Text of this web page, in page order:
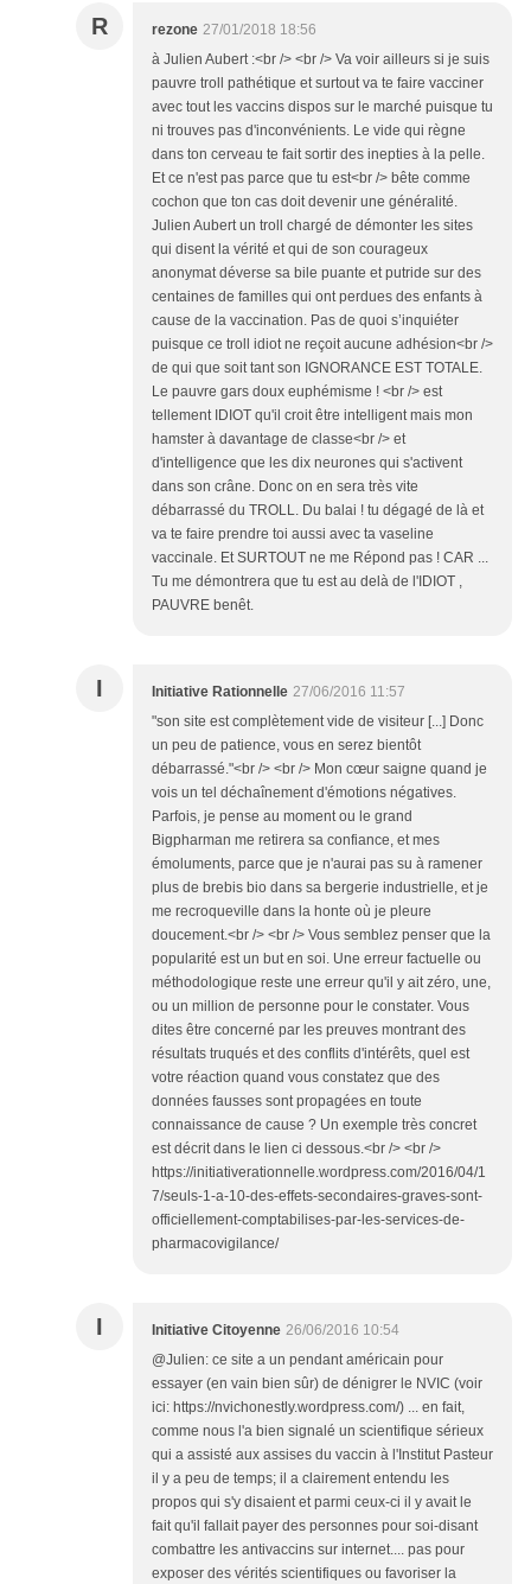
R rezone 27/01/2018 18:56
à Julien Aubert :<br /> <br /> Va voir ailleurs si je suis
pauvre troll pathétique et surtout va te faire vacciner
avec tout les vaccins dispos sur le marché puisque tu
ni trouves pas d'inconvénients. Le vide qui règne
dans ton cerveau te fait sortir des inepties à la pelle.
Et ce n'est pas parce que tu est<br /> bête comme
cochon que ton cas doit devenir une généralité.
Julien Aubert un troll chargé de démonter les sites
qui disent la vérité et qui de son courageux
anonymat déverse sa bile puante et putride sur des
centaines de familles qui ont perdues des enfants à
cause de la vaccination. Pas de quoi s’inquiéter
puisque ce troll idiot ne reçoit aucune adhésion<br />
de qui que soit tant son IGNORANCE EST TOTALE.
Le pauvre gars doux euphémisme ! <br /> est
tellement IDIOT qu'il croit être intelligent mais mon
hamster à davantage de classe<br /> et
d'intelligence que les dix neurones qui s'activent
dans son crâne. Donc on en sera très vite
débarrassé du TROLL. Du balai ! tu dégagé de là et
va te faire prendre toi aussi avec ta vaseline
vaccinale. Et SURTOUT ne me Répond pas ! CAR ...
Tu me démontrera que tu est au delà de l'IDIOT ,
PAUVRE benêt.
I Initiative Rationnelle 27/06/2016 11:57
"son site est complètement vide de visiteur [...] Donc
un peu de patience, vous en serez bientôt
débarrassé."<br /> <br /> Mon cœur saigne quand je
vois un tel déchaînement d'émotions négatives.
Parfois, je pense au moment ou le grand
Bigpharman me retirera sa confiance, et mes
émoluments, parce que je n'aurai pas su à ramener
plus de brebis bio dans sa bergerie industrielle, et je
me recroqueville dans la honte où je pleure
doucement.<br /> <br /> Vous semblez penser que la
popularité est un but en soi. Une erreur factuelle ou
méthodologique reste une erreur qu'il y ait zéro, une,
ou un million de personne pour le constater. Vous
dites être concerné par les preuves montrant des
résultats truqués et des conflits d'intérêts, quel est
votre réaction quand vous constatez que des
données fausses sont propagées en toute
connaissance de cause ? Un exemple très concret
est décrit dans le lien ci dessous.<br /> <br />
https://initiativerationnelle.wordpress.com/2016/04/1
7/seuls-1-a-10-des-effets-secondaires-graves-sont-
officiellement-comptabilises-par-les-services-de-
pharmacovigilance/
I Initiative Citoyenne 26/06/2016 10:54
@Julien: ce site a un pendant américain pour
essayer (en vain bien sûr) de dénigrer le NVIC (voir
ici: https://nvichonestly.wordpress.com/) ... en fait,
comme nous l'a bien signalé un scientifique sérieux
qui a assisté aux assises du vaccin à l'Institut Pasteur
il y a peu de temps; il a clairement entendu les
propos qui s'y disaient et parmi ceux-ci il y avait le
fait qu'il fallait payer des personnes pour soi-disant
combattre les antivaccins sur internet.... pas pour
exposer des vérités scientifiques ou favoriser la